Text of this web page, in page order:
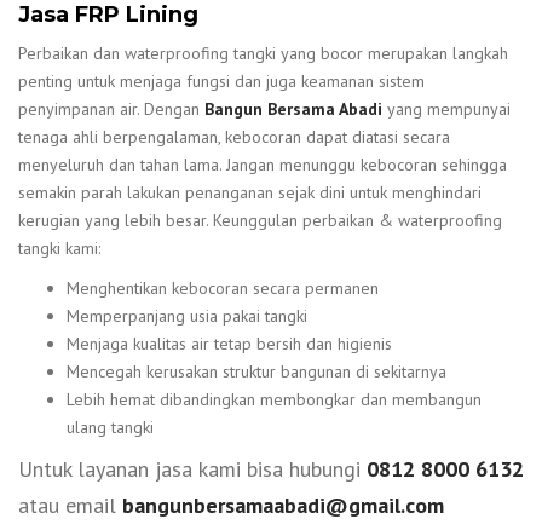
Jasa FRP Lining
Perbaikan dan waterproofing tangki yang bocor merupakan langkah
penting untuk menjaga fungsi dan juga keamanan sistem
penyimpanan air. Dengan Bangun Bersama Abadi yang mempunyai
tenaga ahli berpengalaman, kebocoran dapat diatasi secara
menyeluruh dan tahan lama. Jangan menunggu kebocoran sehingga
semakin parah lakukan penanganan sejak dini untuk menghindari
kerugian yang lebih besar. Keunggulan perbaikan & waterproofing
tangki kami:
Menghentikan kebocoran secara permanen
Memperpanjang usia pakai tangki
Menjaga kualitas air tetap bersih dan higienis
Mencegah kerusakan struktur bangunan di sekitarnya
Lebih hemat dibandingkan membongkar dan membangun
ulang tangki
Untuk layanan jasa kami bisa hubungi 0812 8000 6132
atau email bangunbersamaabadi@gmail.com